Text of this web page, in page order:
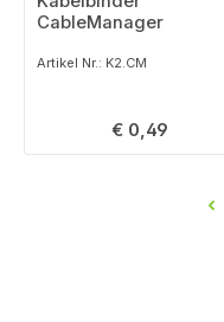
CableManager
Artikel Nr.: K2.CM
Regulärer Preis:
€ 0,49